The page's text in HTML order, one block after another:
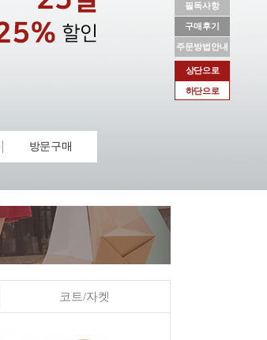
필독사항
구매후기
주문방법안내
상단으로
하단으로
방문구매
코트/자켓